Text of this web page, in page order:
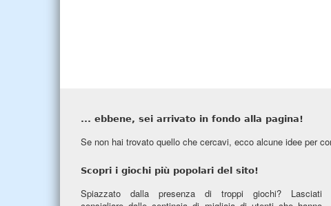
... ebbene, sei arrivato in fondo alla pagina!
Se non hai trovato quello che cercavi, ecco alcune idee per
Scopri i giochi più popolari del sito!
Spiazzato dalla presenza di troppi giochi? Lasciati